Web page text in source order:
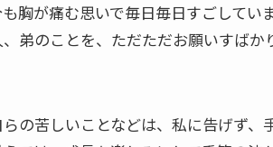
胸が痛む思いで毎日毎日すごして
弟のことを、ただただお願いすば
らの苦しいことなどは、私に告げず